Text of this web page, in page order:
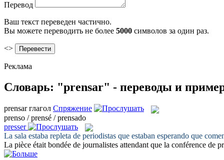
Перевод
Ваш текст переведен частично.
Вы можете переводить не более 5000 символов за один раз.
<>
Реклама
Словарь: "prensar" - переводы и
prensar глагол Спряжение
prenso / prensé / prensado
presser
La sala estaba repleta de periodistas que estaban esperando que
La pièce était bondée de journalistes attendant que la conférence de